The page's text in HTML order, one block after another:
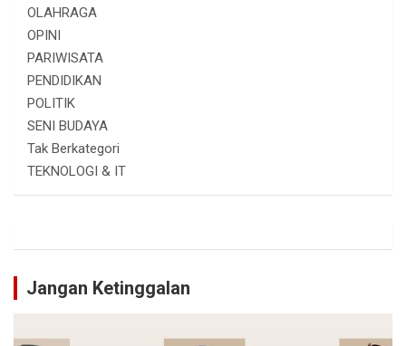
OLAHRAGA
OPINI
PARIWISATA
PENDIDIKAN
POLITIK
SENI BUDAYA
Tak Berkategori
TEKNOLOGI & IT
Jangan Ketinggalan